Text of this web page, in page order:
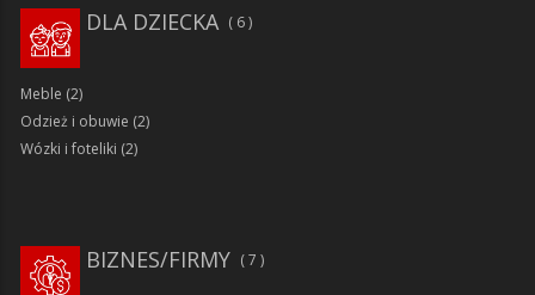
6
DLA DZIECKA
Meble (2)
Odzież i obuwie (2)
Wózki i foteliki (2)
7
BIZNES/FIRMY